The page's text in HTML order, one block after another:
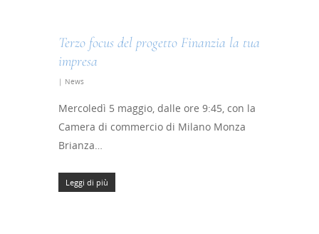
Terzo focus del progetto Finanzia la tua
impresa
| News
Mercoledì 5 maggio, dalle ore 9:45, con la
Camera di commercio di Milano Monza
Brianza…
Leggi di più